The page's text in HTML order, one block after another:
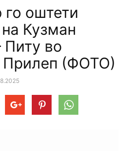
го оштети
Кузман
Питу во
Прилеп (ФОТО)